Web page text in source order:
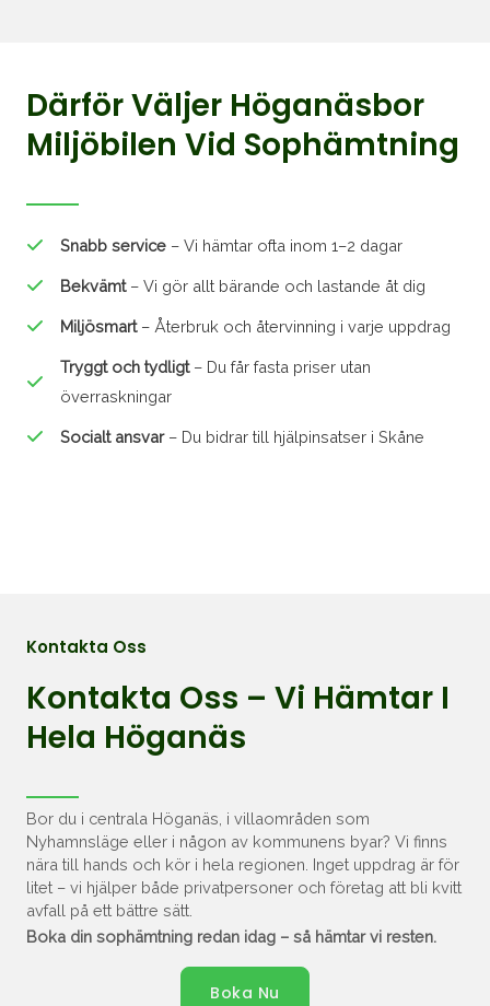
Därför Väljer Höganäsbor
Miljöbilen Vid Sophämtning
Snabb service – Vi hämtar ofta inom 1–2 dagar
Bekvämt– Vi gör allt bärande och lastande åt dig
Miljösmart– Återbruk och återvinning i varje uppdrag
Tryggt och tydligt– Du får fasta priser utan
överraskningar
Socialt ansvar– Du bidrar till hjälpinsatser i Skåne
Kontakta Oss
Kontakta Oss – Vi Hämtar I
Hela Höganäs
Bor du i centrala Höganäs, i villaområden som
Nyhamnsläge eller i någon av kommunens byar? Vi finns
nära till hands och kör i hela regionen. Inget uppdrag är för
litet – vi hjälper både privatpersoner och företag att bli kvitt
avfall på ett bättre sätt.
Boka din sophämtning redan idag – så hämtar vi resten.
Boka Nu